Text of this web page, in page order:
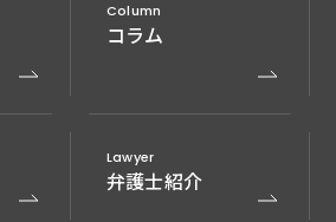
Column
コラム
Lawyer
弁護士紹介